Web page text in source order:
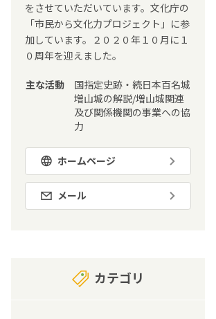
をさせていただいています。文化庁の
「市民から文化力プロジェクト」に参
加しています。２０２０年１０月に１
０周年を迎えました。
主な活動
国指定史跡・続日本百名城
増山城の解説/増山城関連
及び関係機関の事業への協
力
ホームページ
メール
カテゴリ